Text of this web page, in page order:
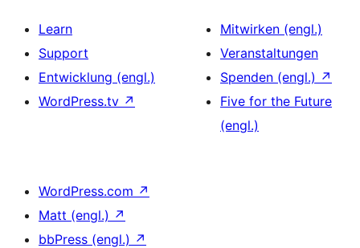
Learn
Support
Entwicklung (engl.)
WordPress.tv ↗
Mitwirken (engl.)
Veranstaltungen
Spenden (engl.) ↗
Five for the Future
(engl.)
WordPress.com ↗
Matt (engl.) ↗
bbPress (engl.) ↗